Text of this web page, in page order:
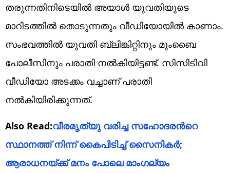
തരുന്നതിനിടെയിൽ അയാൾ യുവതിയുടെ
മാറിടത്തിൽ തൊടുന്നതും വീഡിയോയിൽ കാണാം.
സംഭവത്തിൽ യുവതി ബ്ലിങ്കിറ്റിനും മുംബൈ
പോലീസിനും പരാതി നൽകിയിട്ടണ്ട്. സിസിടിവി
വീഡിയോ അടക്കം വച്ചാണ് പരാതി
നൽകിയിരിക്കുന്നത്.
Also Read:വീരമൃത്യു വരിച്ച സഹോദരന്‍റെ
സ്ഥാനത്ത് നിന്ന് കൈപിടിച്ച് സൈനികര്‍;
ആരാധനയ്ക്ക് മനം പോലെ മാംഗല്യം